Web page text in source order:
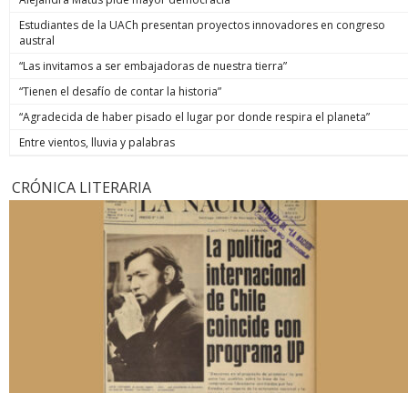
Estudiantes de la UACh presentan proyectos innovadores en congreso
austral
“Las invitamos a ser embajadoras de nuestra tierra”
“Tienen el desafío de contar la historia”
“Agradecida de haber pisado el lugar por donde respira el planeta”
Entre vientos, lluvia y palabras
CRÓNICA LITERARIA